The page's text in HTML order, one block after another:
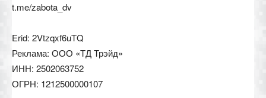
t.me/zabota_dv
Erid: 2Vtzqxf6uTQ
Реклама: ООО «ТД Трэйд»
ИНН: 2502063752
ОГРН: 1212500000107